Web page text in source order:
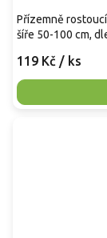
119 Kč / ks
Přízemně
šíře 50-100 cm,